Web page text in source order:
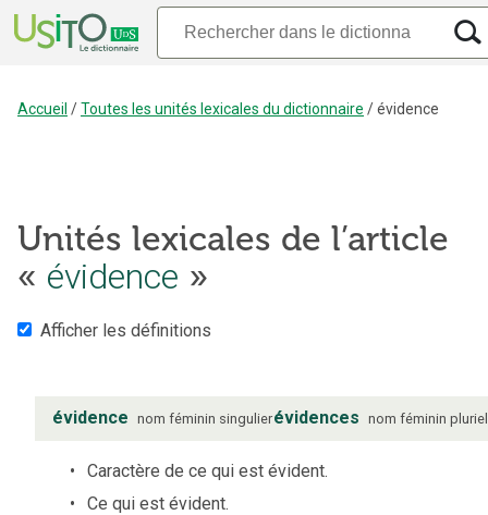
Accueil /Toutes les unités lexicales du dictionnaire /évidence
Unités lexicales de l’article
« évidence »
Afficher les définitions
évidence nom féminin singulierévidences nom féminin pluriel
Caractère de ce qui est évident.
Ce qui est évident.